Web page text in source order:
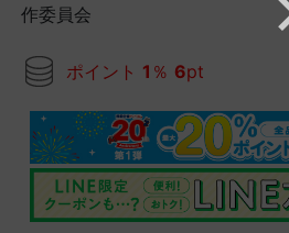
作委員会
ポイント 1 ％ 6pt